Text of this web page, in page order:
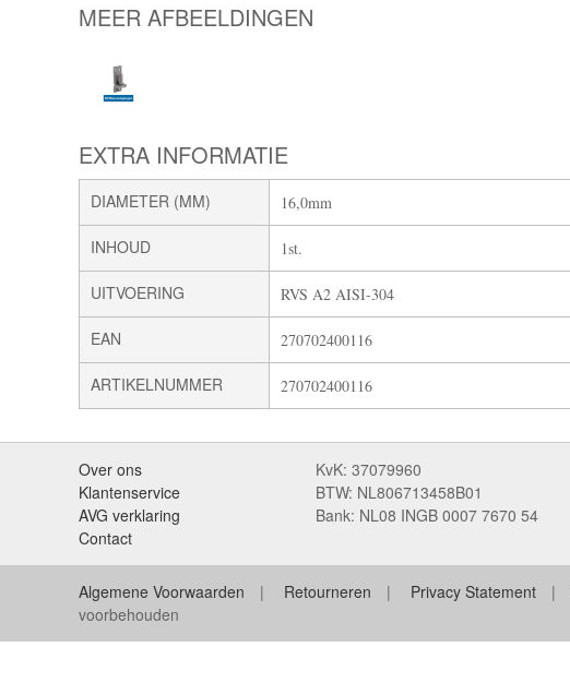
MEER AFBEELDINGEN
EXTRA INFORMATIE
DIAMETER (MM) 16,0mm
INHOUD 1st.
UITVOERING RVS A2 AISI-304
EAN 270702400116
ARTIKELNUMMER 270702400116
Over ons
Klantenservice
AVG verklaring
Contact
KvK: 37079960
BTW: NL806713458B01
Bank: NL08 INGB 0007 7670 54
Algemene Voorwaarden Retourneren Privacy Statement
voorbehouden